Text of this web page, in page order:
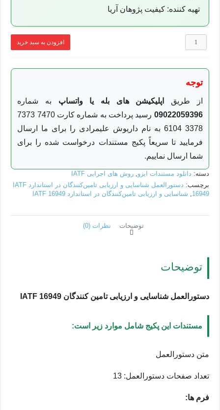
تهیه کننده: کیفیت پژوهان آریا
دستورالعمل
تامین
کنندگان
16949
افزودن به سبد خرید
توجه
از طریق اپلیکیشن های بله یا واتساپ به شماره
09022059396
رسید پرداخت به شماره کارت 7470 7373
3378 6104 به نام داریوش علیمرادی را برای ما ارسال
فرمایید تا سریعاً پکیج مستندات درخواست شده را برای
شما ارسال نماییم.
دسته: دانلود مستندات ایزو,روش های اجرایی IATF
برچسب:
دستورالعمل شناسایی و ارزیابی تامین‌کنندگان در استاندارد IATF
16949
, شناسایی و ارزیابی تامین‌کنندگان در استاندارد IATF 16949
توضیحات نظرات (0)
توضیحات
دستورالعمل شناسایی و ارزیابی تامین کنندگان IATF 16949
مستندات این پکیج شامل موارد زیر است:
متن دستورالعمل
تعداد صفحات دستورالعمل: 13
فرم ها: